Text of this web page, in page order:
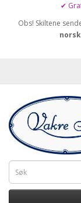
✔
Obs! Skiltene